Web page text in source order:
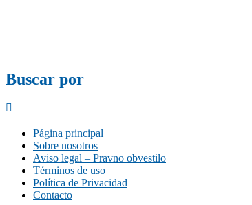
Buscar por
Página principal
Sobre nosotros
Aviso legal – Pravno obvestilo
Términos de uso
Política de Privacidad
Contacto